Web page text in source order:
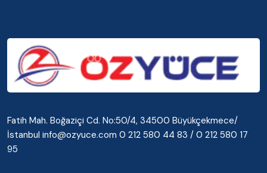
Fatih Mah. Boğaziçi Cd. No:50/4, 34500 Büyükçekmece/
İstanbul info@ozyuce.com 0 212 580 44 83 / 0 212 580 17
95